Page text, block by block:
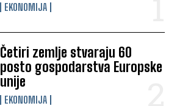
EKONOMIJA
Četiri zemlje stvaraju 60
posto gospodarstva Europske
unije
EKONOMIJA